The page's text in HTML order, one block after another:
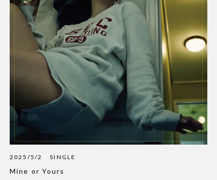
2025/5/2 SINGLE
Mine or Yours